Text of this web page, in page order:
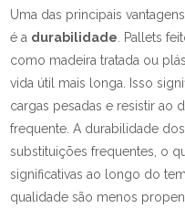
Uma das principais
é a durabilidade . Pallets
como madeira tratada ou
vida útil mais longa. Isso
cargas pesadas e resistir ao
frequente. A durabilidade
substituições frequentes, o
significativas ao longo do
qualidade são menos